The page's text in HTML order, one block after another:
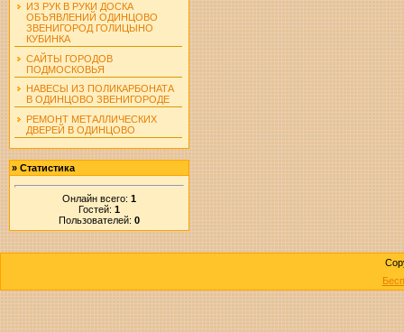
ИЗ РУК В РУКИ ДОСКА
ОБЪЯВЛЕНИЙ ОДИНЦОВО
ЗВЕНИГОРОД ГОЛИЦЫНО
КУБИНКА
САЙТЫ ГОРОДОВ
ПОДМОСКОВЬЯ
НАВЕСЫ ИЗ ПОЛИКАРБОНАТА
В ОДИНЦОВО ЗВЕНИГОРОДЕ
РЕМОНТ МЕТАЛЛИЧЕСКИХ
ДВЕРЕЙ В ОДИНЦОВО
» Статистика
Онлайн всего: 1
Гостей: 1
Пользователей: 0